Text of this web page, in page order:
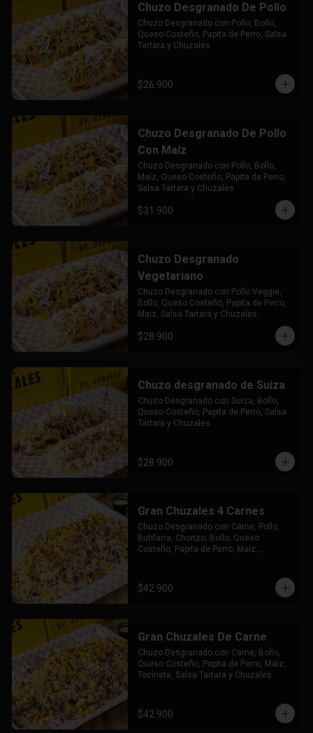
Chuzo Desgranado De Pollo
Chuzo Desgranado con Pollo, Bollo,
Queso Costeño, Papita de Perro, Salsa
Tartara y Chuzales.
$26.900
Chuzo Desgranado De Pollo
Con Maíz
Chuzo Desgranado con Pollo, Bollo,
Maíz, Queso Costeño, Papita de Perro,
Salsa Tartara y Chuzales.
$31.900
Chuzo Desgranado
Vegetariano
Chuzo Desgranado con Pollo Veggie,
Bollo, Queso Costeño, Papita de Perro,
Maiz, Salsa Tartara y Chuzales.
$28.900
Chuzo desgranado de Suiza
Chuzo Desgranado con Suiza, Bollo,
Queso Costeño, Papita de Perro, Salsa
Tartara y Chuzales.
$28.900
Gran Chuzales 4 Carnes
Chuzo Desgranado con Carne, Pollo,
Butifarra, Chorizo, Bollo, Queso
Costeño, Papita de Perro, Maiz,
$42.900
Gran Chuzales De Carne
Chuzo Desgranado con Carne, Bollo,
Queso Costeño, Papita de Perro, Maiz,
Tocineta, Salsa Tartara y Chuzales.
$42.900